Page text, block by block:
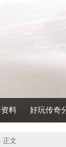
料 好玩传奇
正文